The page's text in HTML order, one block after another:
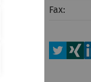
Fax: